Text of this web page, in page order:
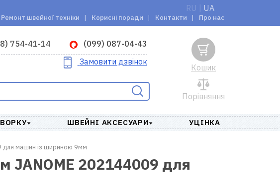
RU UA
Ремонт швейної техніки Корисні поради Контакти Про нас
754-41-14 (099) 087-04-43
Замовити дзвінок
Порівняння
Кошик
ШВЕЙНІ АКСЕСУАРИ УЦІНКА
для машин із шириною 9мм
JANOME 202144009 для